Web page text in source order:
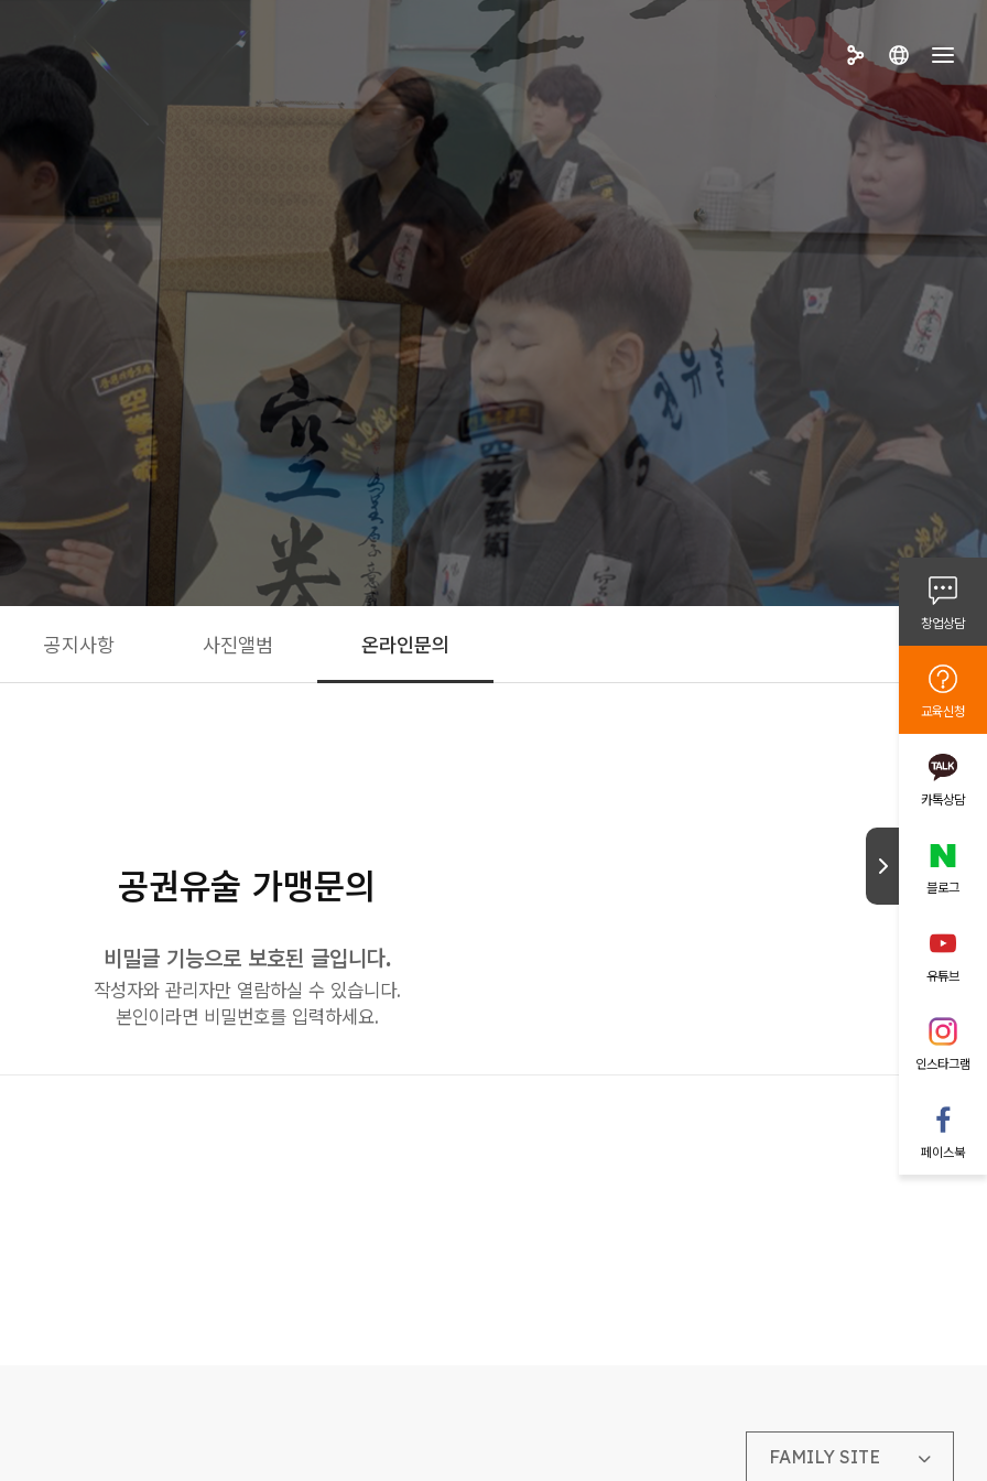
대한공권유술협회
프로그램 과정
공권유술 소개
도장입관
사범연수
교육신청
커뮤니티
창업상담
교육신청
카톡상담
블로그
유튜브
인스타그램
페이스북
공지사항 사진앨범 온라인문의
공권유술 가맹문의
비밀글 기능으로 보호된 글입니다.
작성자와 관리자만 열람하실 수 있습니다.
본인이라면 비밀번호를 입력하세요.
FAMILY SITE